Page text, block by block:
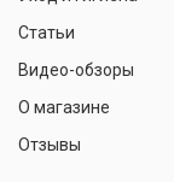
Статьи
Видео-обзоры
О магазине
Отзывы